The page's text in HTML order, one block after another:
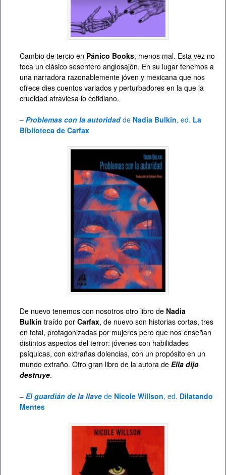
Cambio de tercio en Pánico Books, menos mal. Esta vez no
toca un clásico sesentero anglosajón. En su lugar tenemos a
una narradora razonablemente jóven y mexicana que nos
ofrece dies cuentos variados y perturbadores en la que la
crueldad atraviesa lo cotidiano.
– Problemas con la autoridad de Nadia Bulkin, ed. La
Biblioteca de Carfax
De nuevo tenemos con nosotros otro libro de Nadia
Bulkin traído por Carfax, de nuevo son historias cortas, tres
en total, protagonizadas por mujeres pero que nos enseñan
distintos aspectos del terror: jóvenes con habilidades
psíquicas, con extrañas dolencias, con un propósito en un
mundo extraño. Otro gran libro de la autora de Ella dijo
destruye.
– El guardián de la llave de Nicole Willson, ed. Dilatando
Mentes